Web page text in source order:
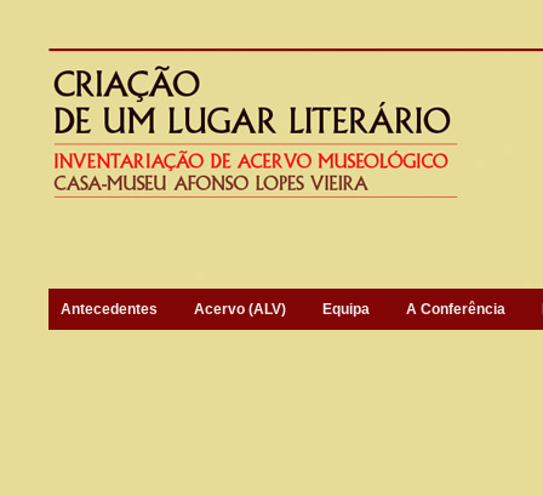
Antecedentes Acervo (ALV) Equipa A Conferência